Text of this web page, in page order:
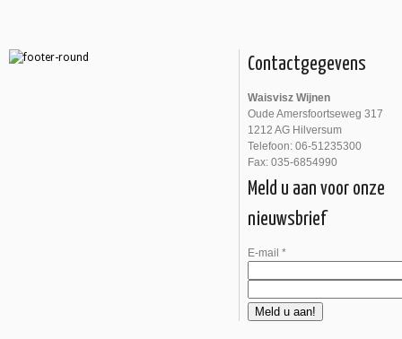
Contactgegevens
Waisvisz Wijnen
Oude Amersfoortseweg 317
1212 AG Hilversum
Telefoon: 06-51235300
Fax: 035-6854990
Meld u aan voor onze
nieuwsbrief
E-mail*